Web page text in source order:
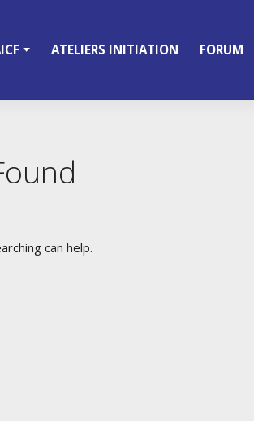
ATELIERS INITIATION FORUM
can help.